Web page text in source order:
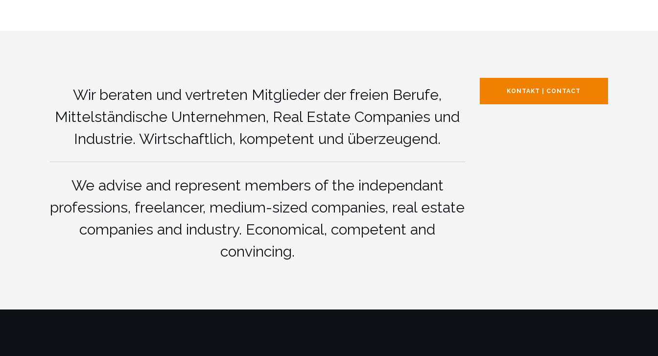
Wir beraten und vertreten Mitglieder der freien Berufe,
Mittelständische Unternehmen, Real Estate Companies und
Industrie. Wirtschaftlich, kompetent und überzeugend.
We advise and represent members of the independant
professions, freelancer, medium-sized companies, real estate
companies and industry. Economical, competent and
convincing.
KONTAKT | CONTACT